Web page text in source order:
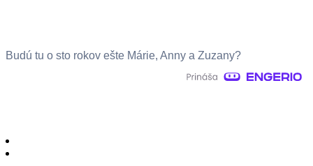
Budú tu o sto rokov ešte Márie, Anny a Zuzany?